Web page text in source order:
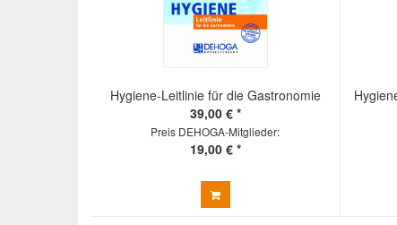
Hygiene-Leitlinie für die Gastronomie
39,00 € *
Preis DEHOGA-Mitglieder:
19,00 € *